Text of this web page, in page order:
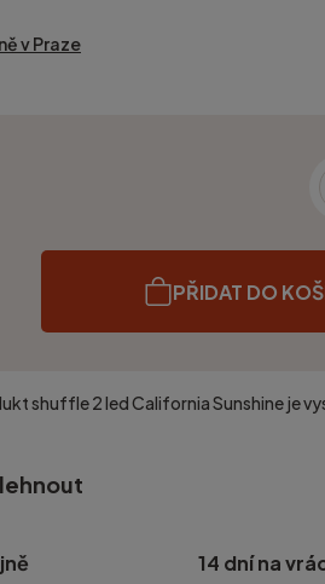
v Praze
PŘIDAT DO
shuffle 2 led California Sunshineje
14 dní na